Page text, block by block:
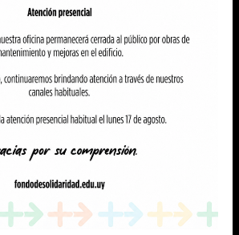
el próximo lunes 14 de
Impacto de las Becas y
Rendición de cuentas